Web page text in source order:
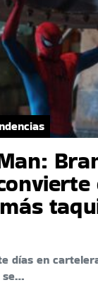
días en
se…